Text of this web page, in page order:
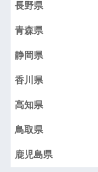
長野県
青森県
静岡県
香川県
高知県
鳥取県
鹿児島県